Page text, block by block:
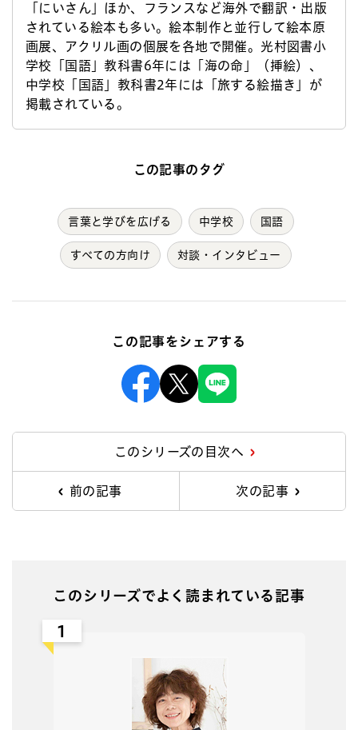
「にいさん」ほか、フランスなど海外で翻訳・出版
されている絵本も多い。絵本制作と並行して絵本原
画展、アクリル画の個展を各地で開催。光村図書小
学校「国語」教科書6年には「海の命」（挿絵）、
中学校「国語」教科書2年には「旅する絵描き」が
掲載されている。
この記事のタグ
言葉と学びを広げる 中学校 国語
すべての方向け 対談・インタビュー
この記事をシェアする
このシリーズの目次へ
前の記事 次の記事
このシリーズでよく読まれている記事
1